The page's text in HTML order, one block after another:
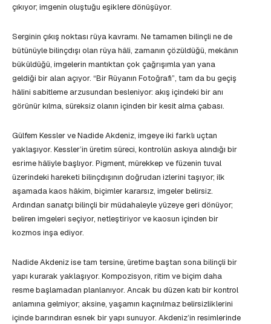
çıkıyor; imgenin oluştuğu eşiklere dönüşüyor.
Serginin çıkış noktası rüya kavramı. Ne tamamen bilinçli ne de
bütünüyle bilinçdışı olan rüya hâli, zamanın çözüldüğü, mekânın
büküldüğü, imgelerin mantıktan çok çağrışımla yan yana
geldiği bir alan açıyor. “Bir Rüyanın Fotoğrafı”, tam da bu geçiş
hâlini sabitleme arzusundan besleniyor: akış içindeki bir anı
görünür kılma, süreksiz olanın içinden bir kesit alma çabası.
Gülfem Kessler ve Nadide Akdeniz, imgeye iki farklı uçtan
yaklaşıyor. Kessler’in üretim süreci, kontrolün askıya alındığı bir
esrime hâliyle başlıyor. Pigment, mürekkep ve füzenin tuval
üzerindeki hareketi bilinçdışının doğrudan izlerini taşıyor; ilk
aşamada kaos hâkim, biçimler kararsız, imgeler belirsiz.
Ardından sanatçı bilinçli bir müdahaleyle yüzeye geri dönüyor;
beliren imgeleri seçiyor, netleştiriyor ve kaosun içinden bir
kozmos inşa ediyor.
Nadide Akdeniz ise tam tersine, üretime baştan sona bilinçli bir
yapı kurarak yaklaşıyor. Kompozisyon, ritim ve biçim daha
resme başlamadan planlanıyor. Ancak bu düzen katı bir kontrol
anlamına gelmiyor; aksine, yaşamın kaçınılmaz belirsizliklerini
içinde barındıran esnek bir yapı sunuyor. Akdeniz’in resimlerinde